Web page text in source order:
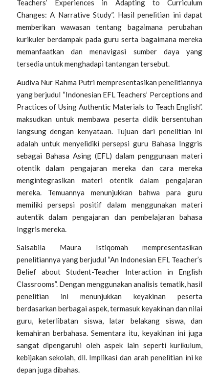
Teachers’ Experiences in Adapting to Curriculum
Changes: A Narrative Study”. Hasil penelitian ini dapat
memberikan wawasan tentang bagaimana perubahan
kurikuler berdampak pada guru serta bagaimana mereka
memanfaatkan dan menavigasi sumber daya yang
tersedia untuk menghadapi tantangan tersebut.
Audiva Nur Rahma Putri mempresentasikan penelitiannya
yang berjudul “Indonesian EFL Teachers’ Perceptions and
Practices of Using Authentic Materials to Teach English”.
maksudkan untuk membawa peserta didik bersentuhan
langsung dengan kenyataan. Tujuan dari penelitian ini
adalah untuk menyelidiki persepsi guru Bahasa Inggris
sebagai Bahasa Asing (EFL) dalam penggunaan materi
otentik dalam pengajaran mereka dan cara mereka
mengintegrasikan materi otentik dalam pengajaran
mereka. Temuannya menunjukkan bahwa para guru
memiliki persepsi positif dalam menggunakan materi
autentik dalam pengajaran dan pembelajaran bahasa
Inggris mereka.
Salsabila Maura Istiqomahmempresentasikan
penelitiannya yang berjudul “An Indonesian EFL Teacher’s
Belief about Student-Teacher Interaction in English
Classrooms”.Dengan menggunakan analisis tematik, hasil
penelitian ini menunjukkan keyakinan peserta
berdasarkan berbagai aspek, termasuk keyakinan dan nilai
guru, keterlibatan siswa, latar belakang siswa, dan
kemahiran berbahasa. Sementara itu, keyakinan ini juga
sangat dipengaruhi oleh aspek lain seperti kurikulum,
kebijakan sekolah, dll. Implikasi dan arah penelitian ini ke
depan juga dibahas.